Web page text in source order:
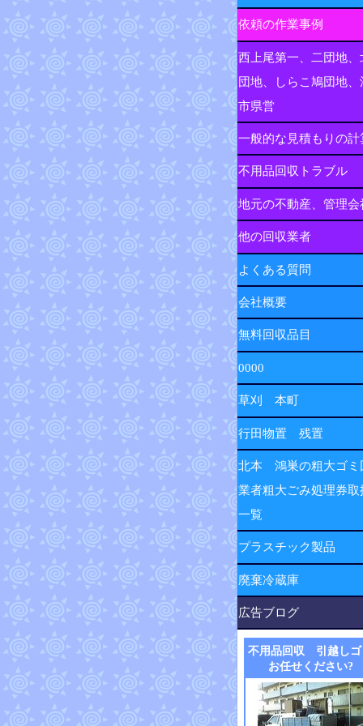
依頼の作業事例
西上尾第一、二団地、
団地、しらこ鳩団地、
市県営
一般的な見積もりの計
不用品回収トラブル
地元の不動産、管理会
他の回収業者
よくある質問
会社概要
無料回収品目
0000
草刈 本町
行田物置 残置
北本 鴻巣の粗大ゴミ
業者粗大ごみ処理券取
一覧
プラスチック製品
廃棄冷蔵庫
広告ブログ
不用品回収 引越しゴ
お任せください?